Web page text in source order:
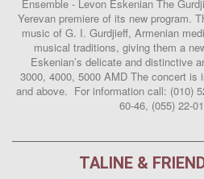
Ensemble - Levon Eskenian The
Yerevan premiere of its new program.
music of G. I. Gurdjieff, Armenian
musical traditions, giving them a
Eskenian’s delicate and distinctive
3000, 4000, 5000 AMD The concert is
and above. For information call: (010)
60-46, (055) 22-
TALINE &